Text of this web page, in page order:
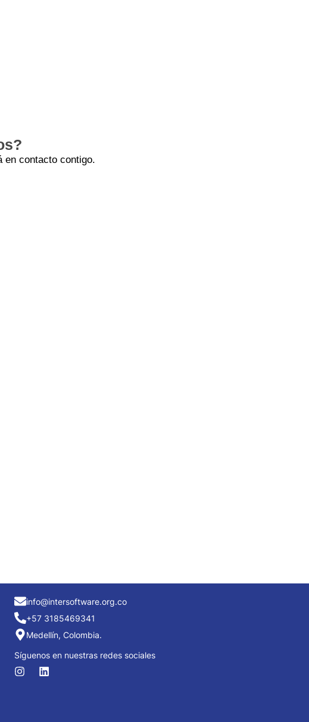
en contacto contigo.
info@intersoftware.org.co
+57 3185469341
Medellín, Colombia.
Síguenos en nuestras redes sociales